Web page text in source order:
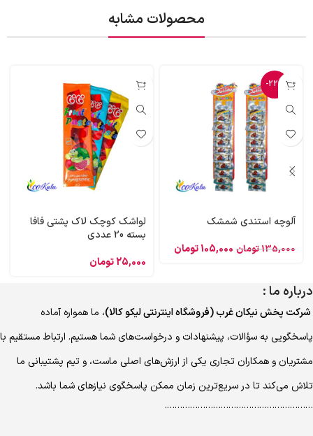
محصولات مشابه
-22%
آلوچه استندی شمشک
135,000تومان 105,000تومان
لواشک کوچک لاک پشتی فافا
بسته 20 عددی
25,000تومان
درباره ما :
شرکت پخش نیکان غرب (فروشگاه اینترنتی لیکو کالا)، ما همواره آماده
پاسخگویی به سؤالات، پیشنهادات و درخواست‌های شما هستیم. ارتباط مستقیم با
مشتریان و همکاران تجاری یکی از ارزش‌های اصلی ماست، و تیم پشتیبانی ما
تلاش می‌کند تا در سریع‌ترین زمان ممکن پاسخگوی نیازهای شما باشد.
………………………………………………….